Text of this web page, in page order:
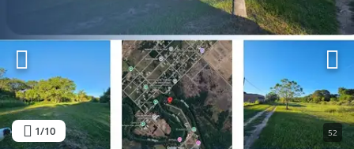
1/10 52